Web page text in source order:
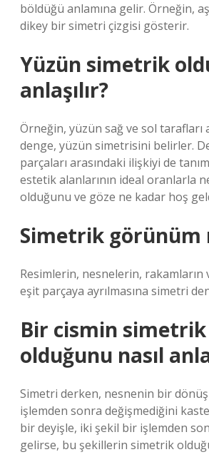
böldüğü anlamına gelir. Örneğin,
dikey bir simetri çizgisi gösterir.
Yüzün simetrik
anlaşılır?
Örneğin, yüzün sağ ve sol tarafları
denge, yüzün simetrisini belirler.
parçaları arasındaki ilişkiyi de
estetik alanlarının ideal oranlarla
olduğunu ve göze ne kadar hoş
Simetrik görünüm
Resimlerin, nesnelerin,
eşit parçaya ayrılmasına simetri
Bir cismin simetrik
olduğunu nasıl
Simetri derken, nesnenin bir
işlemden sonra değişmediğini
bir deyişle, iki şekil bir işlemden
gelirse, bu şekillerin simetrik